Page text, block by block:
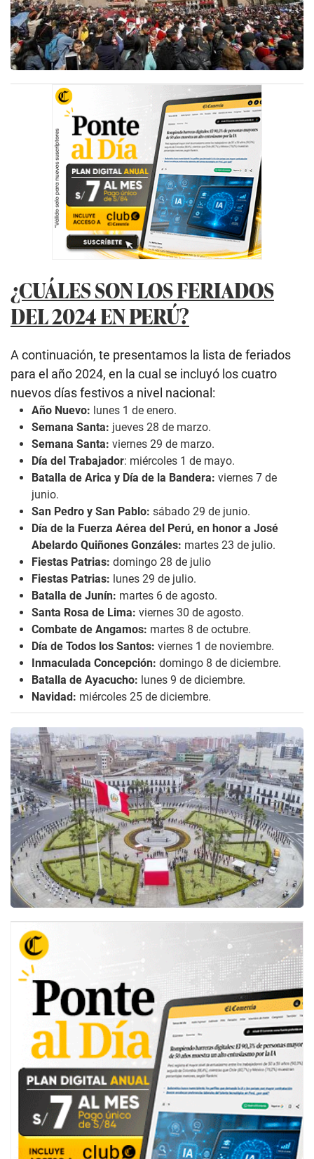
¿CUÁLES SON LOS FERIADOS
DEL 2024 EN PERÚ?
A continuación, te presentamos la lista de feriados
para el año 2024, en la cual se incluyó los cuatro
nuevos días festivos a nivel nacional:
Año Nuevo: lunes 1 de enero.
Semana Santa: jueves 28 de marzo.
Semana Santa: viernes 29 de marzo.
Día del Trabajador: miércoles 1 de mayo.
Batalla de Arica y Día de la Bandera: viernes 7 de
junio.
San Pedro y San Pablo: sábado 29 de junio.
Día de la Fuerza Aérea del Perú, en honor a José
Abelardo Quiñones Gonzáles: martes 23 de julio.
Fiestas Patrias: domingo 28 de julio
Fiestas Patrias: lunes 29 de julio.
Batalla de Junín: martes 6 de agosto.
Santa Rosa de Lima: viernes 30 de agosto.
Combate de Angamos: martes 8 de octubre.
Día de Todos los Santos: viernes 1 de noviembre.
Inmaculada Concepción: domingo 8 de diciembre.
Batalla de Ayacucho: lunes 9 de diciembre.
Navidad: miércoles 25 de diciembre.